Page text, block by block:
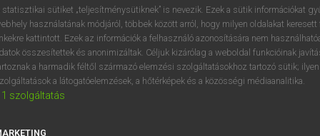
VAN ELŐFIZETÉSED?
megtekintéséhez.
statisztikai sütiket „teljesítménysütiknek” is nevezik. Ezek a sütik információkat
használatának módjáról, többek között arról, hogy milyen oldalakat keresett
kattintott. Ezek az információk a felhasználó azonosítására nem
összesítettek és anonimizáltak. Céljuk kizárólag a weboldal funkcióinak
a harmadik féltől származó elemzési szolgáltatásokhoz tartozó sütik;
a látogatóelemzések, a hőtérképek és a közösségi médiaanalitika.
1 szolgáltatás
q w e r t z u i
a s d f g h j k l é
í y x c v b n m , .